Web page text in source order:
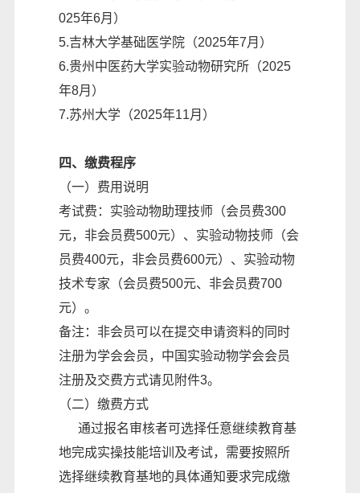
025年6月）
5.吉林大学基础医学院（2025年7月）
6.贵州中医药大学实验动物研究所（2025
年8月）
7.苏州大学（2025年11月）
四、缴费程序
（一）费用说明
考试费：实验动物助理技师（会员费300
元，非会员费500元）、实验动物技师（会
员费400元，非会员费600元）、实验动物
技术专家（会员费500元、非会员费700
元）。
备注：非会员可以在提交申请资料的同时
注册为学会会员，中国实验动物学会会员
注册及交费方式请见附件3。
（二）缴费方式
通过报名审核者可选择任意继续教育基
地完成实操技能培训及考试，需要按照所
选择继续教育基地的具体通知要求完成缴